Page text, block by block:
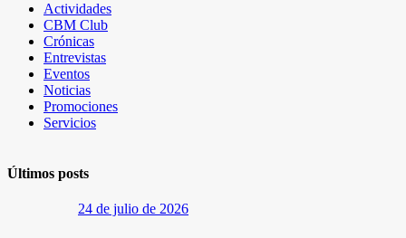
Actividades
CBM Club
Crónicas
Entrevistas
Eventos
Noticias
Promociones
Servicios
Últimos posts
24 de julio de 2026